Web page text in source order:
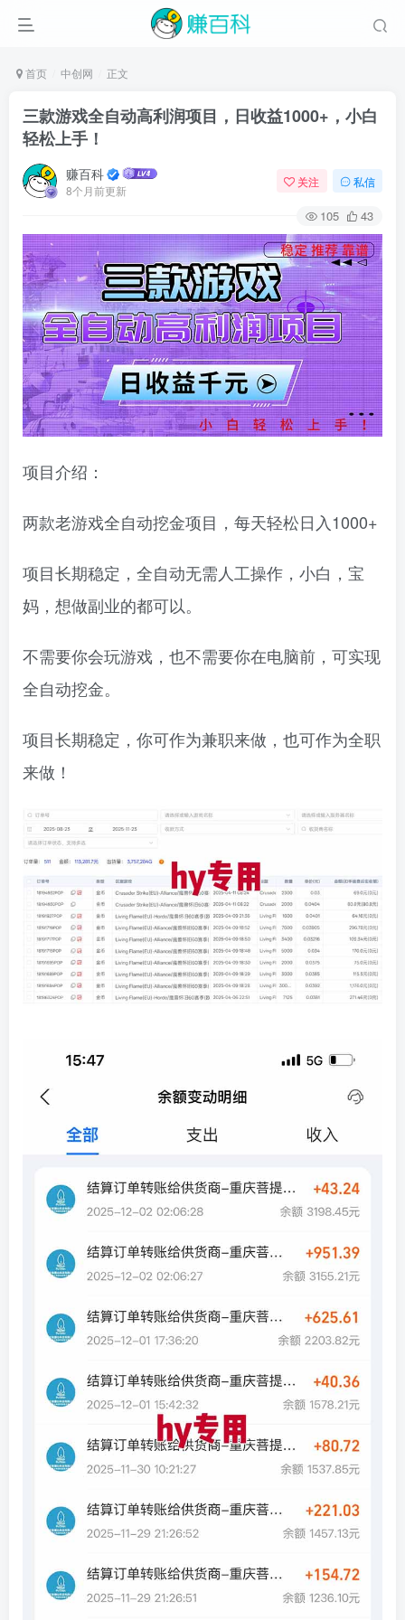
首页 中创网 正文
三款游戏全自动高利润项目，日收益1000+，小白
轻松上手！
赚百科
8个月前更新
关注 私信
105 43
项目介绍：
两款老游戏全自动挖金项目，每天轻松日入1000+
项目长期稳定，全自动无需人工操作，小白，宝
妈，想做副业的都可以。
不需要你会玩游戏，也不需要你在电脑前，可实现
全自动挖金。
项目长期稳定，你可作为兼职来做，也可作为全职
来做！